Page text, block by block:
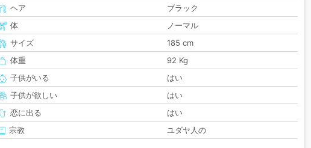
ヘア
ブラック
体
ノーマル
サイズ
185 cm
体重
92 Kg
子供がいる
はい
子供が欲しい
はい
恋に出る
はい
宗教
ユダヤ人の